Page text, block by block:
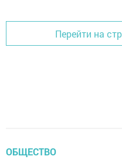
Перейти на
ОБЩЕСТВО